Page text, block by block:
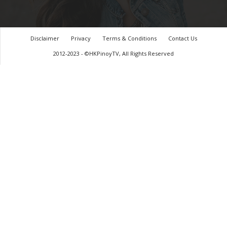
Disclaimer Privacy Terms & Conditions
Contact Us
2012-2023 - ©HKPinoyTV, All Rights Reserved